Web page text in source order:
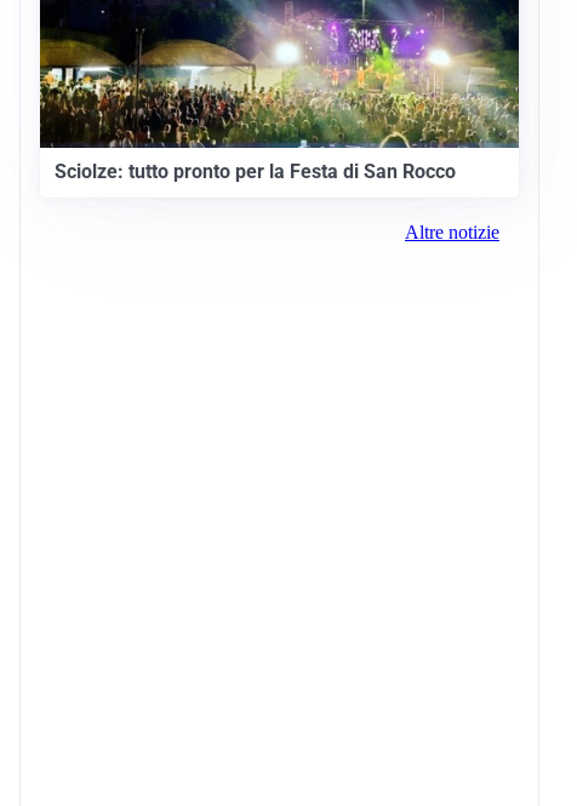
Sciolze: tutto pronto per la Festa di San Rocco
Altre notizie